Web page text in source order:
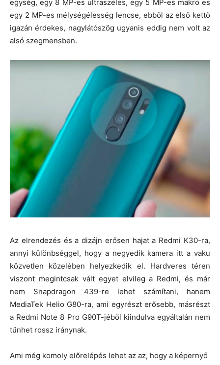
egység, egy 8 MP-es ultraszéles, egy 5 MP-es makró és
egy 2 MP-es mélységélesség lencse, ebből az első kettő
igazán érdekes, nagylátószög ugyanis eddig nem volt az
alsó szegmensben.
Az elrendezés és a dizájn erősen hajat a Redmi K30-ra,
annyi különbséggel, hogy a negyedik kamera itt a vaku
közvetlen közelében helyezkedik el. Hardveres téren
viszont megintcsak vált egyet elvileg a Redmi, és már
nem Snapdragon 439-re lehet számítani, hanem
MediaTek Helio G80-ra, ami egyrészt erősebb, másrészt
a Redmi Note 8 Pro G90T-jéből kiindulva egyáltalán nem
tűnhet rossz iránynak.
Ami még komoly előrelépés lehet az az, hogy a képernyő